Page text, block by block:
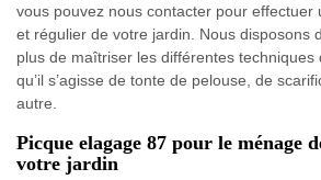
vous pouvez nous contacter pour effectuer
et régulier de votre jardin. Nous disposons
plus de maîtriser les différentes techniques
qu’il s’agisse de tonte de pelouse, de
autre.
Picque elagage 87 pour le ménage
votre jardin